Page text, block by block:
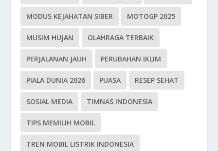
MODUS KEJAHATAN SIBER MOTOGP 2025
MUSIM HUJAN OLAHRAGA TERBAIK
PERJALANAN JAUH PERUBAHAN IKLIM
PIALA DUNIA 2026 PUASA RESEP SEHAT
SOSIAL MEDIA TIMNAS INDONESIA
TIPS MEMILIH MOBIL
TREN MOBIL LISTRIK INDONESIA